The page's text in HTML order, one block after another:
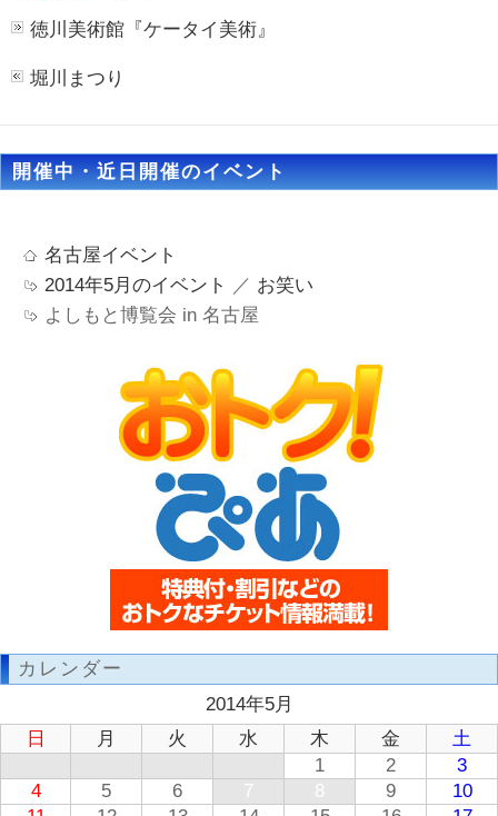
徳川美術館『ケータイ美術』
堀川まつり
開催中・近日開催のイベント
名古屋イベント
2014年5月のイベント
／ お笑い
よしもと博覧会 in 名古屋
カレンダー
2014年5月
日
月 火 水 木 金
土
1
2
3
4
5 6 7 8 9
10